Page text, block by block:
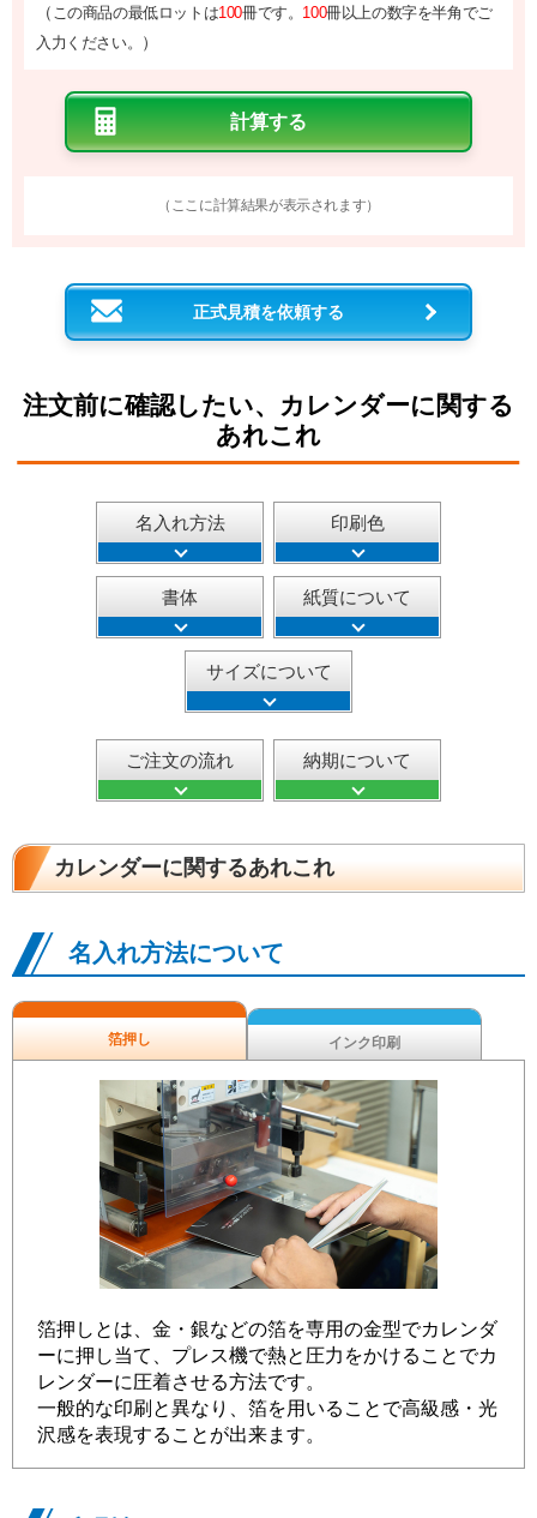
（ この商品の最低ロットは100冊です。 100冊以上の数字を半角でご
入力ください。
）
（ここに計算結果が表示されます）
正式見積を依頼する
注文前に確認したい、カレンダーに関する
あれこれ
名入れ方法 印刷色
書体 紙質について
サイズについて
ご注文の流れ 納期について
カレンダーに関するあれこれ
名入れ方法について
箔押し インク印刷
箔押しとは、金・銀などの箔を専用の金型でカレンダ
ーに押し当て、プレス機で熱と圧力をかけることでカ
レンダーに圧着させる方法です。
一般的な印刷と異なり、箔を用いることで高級感・光
沢感を表現することが出来ます。